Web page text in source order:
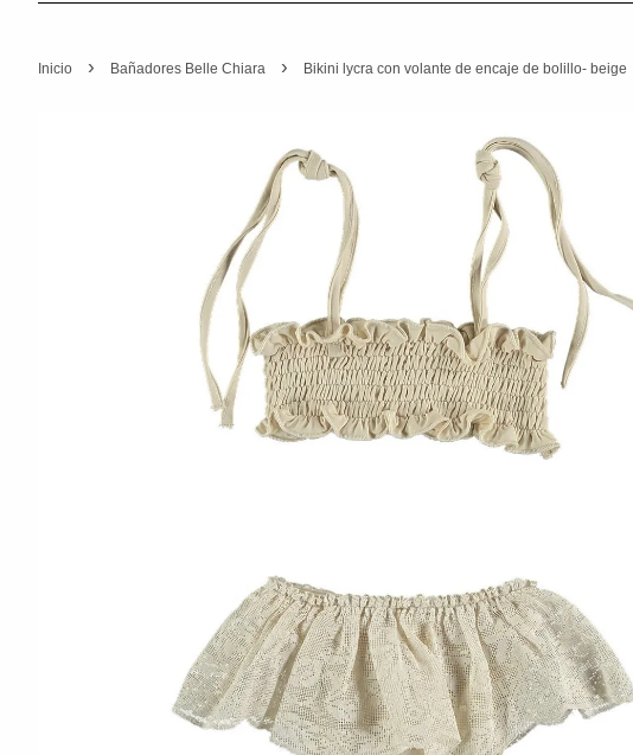
Inicio › Bañadores Belle Chiara › Bikini lycra con volante de encaje de bolillo- beige